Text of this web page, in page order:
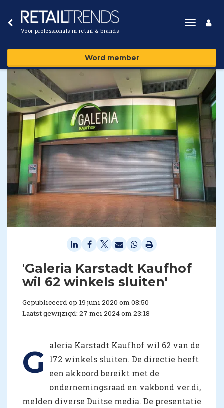
Voor professionals in retail & brands
Toggle
Word member
'Galeria Karstadt Kaufhof
wil 62 winkels sluiten'
Gepubliceerd op 19 juni 2020 om 08:50
Laatst gewijzigd: 27 mei 2024 om 23:18
G aleria Karstadt Kaufhof wil 62 van de
172 winkels sluiten. De directie heeft
een akkoord bereikt met de
ondernemingsraad en vakbond ver.di,
melden diverse Duitse media. De presentatie